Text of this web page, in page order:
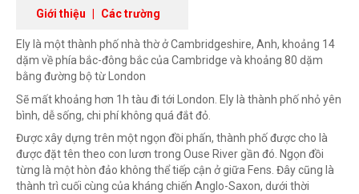
Giới thiệu | Các trường
Ely là một thành phố nhà thờ ở Cambridgeshire, Anh, khoảng 14
dặm về phía bắc-đông bắc của Cambridge và khoảng 80 dặm
bằng đường bộ từ London
Sẽ mất khoảng hơn 1h tàu đi tới London. Ely là thành phố nhỏ yên
bình, dễ sống, chi phí không quá đắt đỏ.
Được xây dựng trên một ngọn đồi phấn, thành phố được cho là
được đặt tên theo con lươn trong Ouse River gần đó. Ngọn đồi
từng là một hòn đảo không thể tiếp cận ở giữa Fens. Đây cũng là
thành trì cuối cùng của kháng chiến Anglo-Saxon, dưới thời